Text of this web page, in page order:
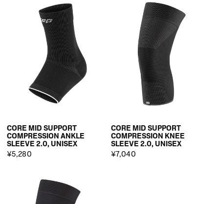
CORE MID SUPPORT
COMPRESSION ANKLE
SLEEVE 2.0, UNISEX
¥5,280
CORE MID SUPPORT
COMPRESSION KNEE
SLEEVE 2.0, UNISEX
¥7,040